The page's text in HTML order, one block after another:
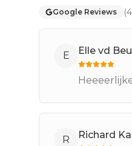
Google Reviews (4
E Elle vd
R Richard